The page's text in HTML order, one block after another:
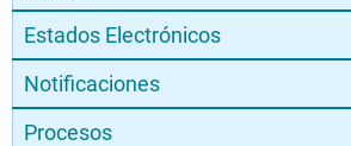
Estados Electrónicos
Notificaciones
Procesos